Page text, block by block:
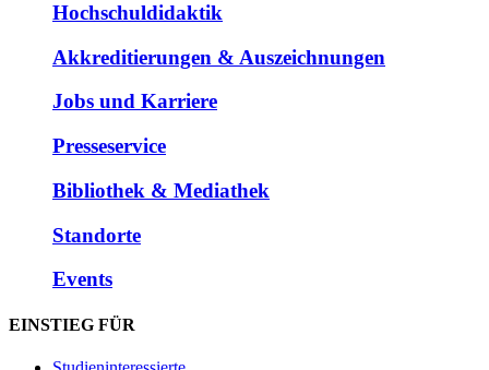
Hochschuldidaktik
Akkreditierungen & Auszeichnungen
Jobs und Karriere
Presseservice
Bibliothek & Mediathek
Standorte
Events
EINSTIEG FÜR